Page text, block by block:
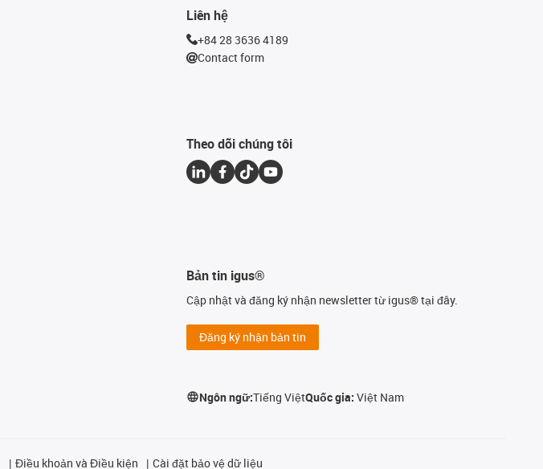
Liên hệ
+84 28 3636 4189
Contact form
Theo dõi chúng tôi
Bản tin igus®
Cập nhật và đăng ký nhận newsletter từ igus® tại đây.
Đăng ký nhận bản tin
Ngôn ngữ:Tiếng ViệtQuốc gia:Việt Nam
Điều khoản và Điều kiện Cài đặt bảo vệ dữ liệu